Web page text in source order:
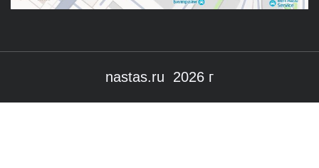
nastas.ru 2026 г